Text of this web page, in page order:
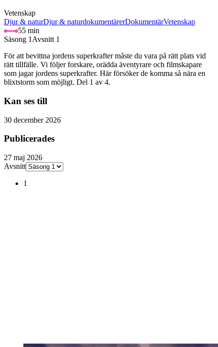
Vetenskap
Djur & naturDjur & naturdokumentärerDokumentärVetenskap
55 min
Säsong 1 Avsnitt 1
För att bevittna jordens superkrafter måste du vara på rätt plats vid
rätt tillfälle. Vi följer forskare, orädda äventyrare och filmskapare
som jagar jordens superkrafter. Här försöker de komma så nära en
blixtstorm som möjligt. Del 1 av 4.
Kan ses till
30 december 2026
Publicerades
27 maj 2026
Avsnitt
1